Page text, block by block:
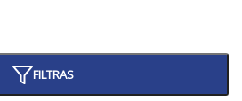
FILTRAS